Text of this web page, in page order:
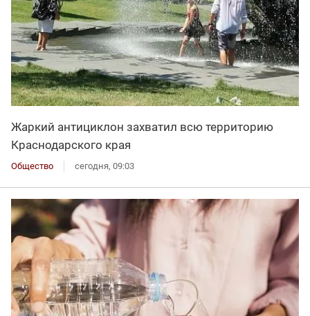
Жаркий антициклон захватил всю территорию
Краснодарского края
Общество сегодня, 09:03